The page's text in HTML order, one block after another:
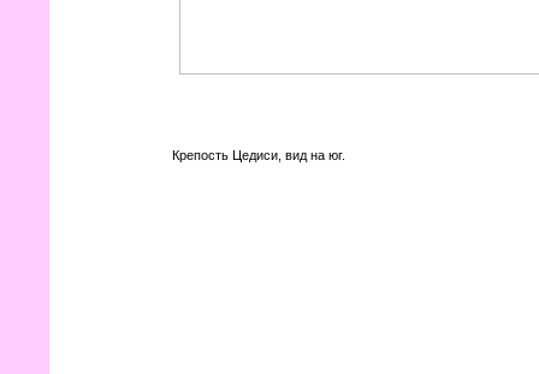
Крепость Цедиси, вид на юг.